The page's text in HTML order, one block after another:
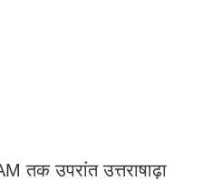
तक उपरांत उत्तराषाढ़ा